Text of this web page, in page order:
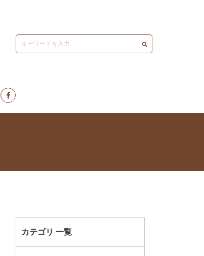
カテゴリ 一覧